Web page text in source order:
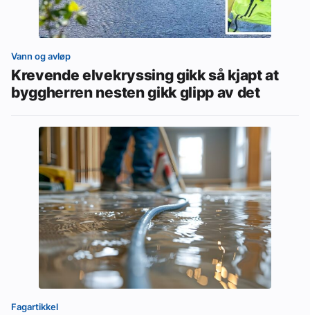
Vann og avløp
Krevende elvekryssing gikk så kjapt at
byggherren nesten gikk glipp av det
Fagartikkel